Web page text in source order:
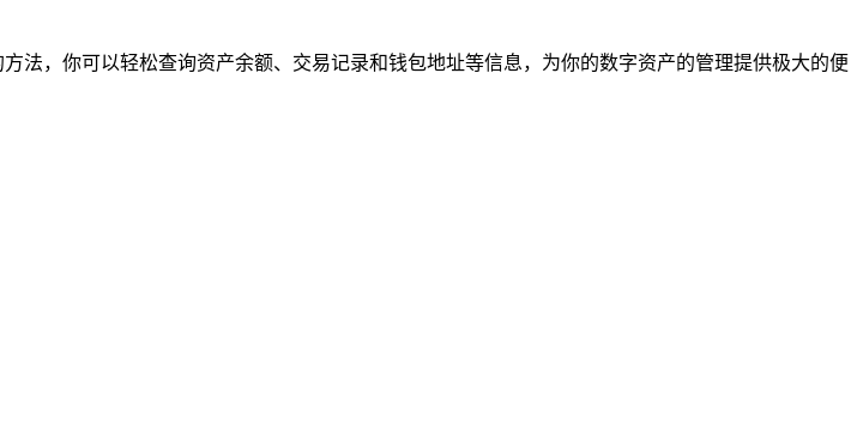
法，你可以轻松查询资产余额、交易记录和钱包地址等信息，为你的数字资产的管理提供极大的便